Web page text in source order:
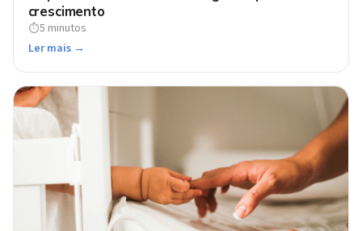
crescimento
⏱5 minutos
Ler mais →